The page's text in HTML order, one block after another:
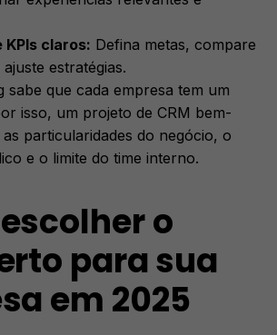
KPIs claros: Defina metas, compare
estratégias.
sabe que cada empresa tem um
isso, um projeto de CRM bem-
particularidades do negócio, o
e o limite do time interno.
o
para sua
em 2025